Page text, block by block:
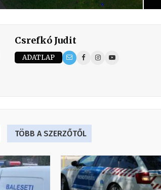
Csrefkó Judit
ADATLAP
TÖBB A SZERZŐTŐL